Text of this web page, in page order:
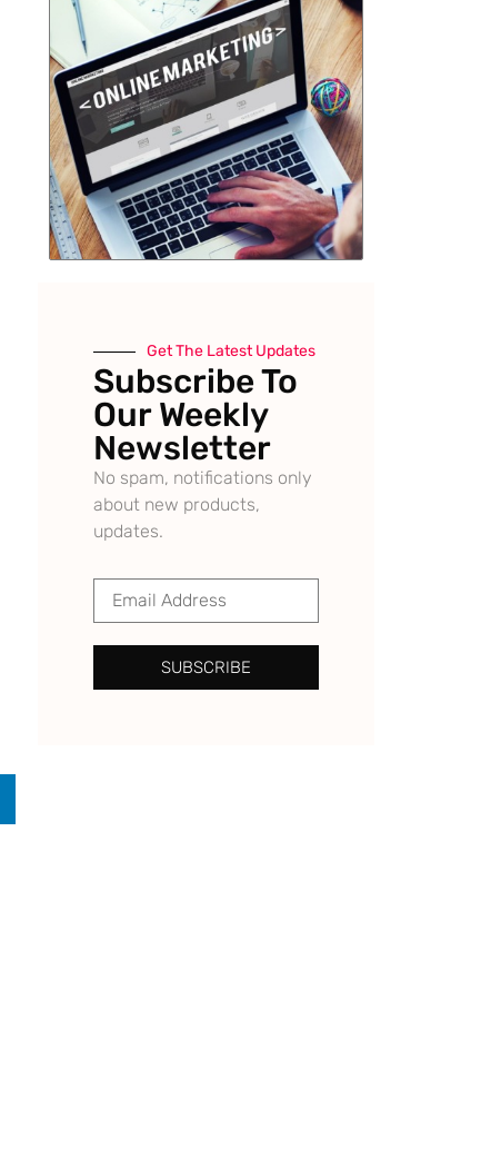
Get The Latest Updates
Subscribe To
Our Weekly
Newsletter
No spam, notifications only
about new products,
updates.
SUBSCRIBE